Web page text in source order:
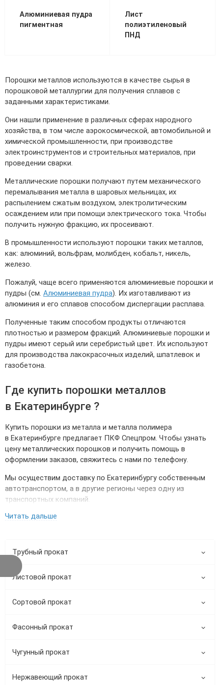
Трубный прокат
Листовой прокат
Сортовой прокат
Фасонный прокат
Чугунный прокат
Нержавеющий прокат
Алюминиевая пудра
пигментная
Лист
полиэтиленовый
ПНД
Порошки металлов используются в качестве сырья в
порошковой металлургии для получения сплавов с
заданными характеристиками.
Они нашли применение в различных сферах народного
хозяйства, в том числе аэрокосмической, автомобильной и
химической промышленности, при производстве
электроинструментов и строительных материалов, при
проведении сварки.
Металлические порошки получают путем механического
перемалывания металла в шаровых мельницах, их
распылением сжатым воздухом, электролитическим
осаждением или при помощи электрического тока. Чтобы
получить нужную фракцию, их просеивают.
В промышленности используют порошки таких металлов,
как: алюминий, вольфрам, молибден, кобальт, никель,
железо.
Пожалуй, чаще всего применяются алюминиевые порошки и
пудры (см. Алюминиевая пудра). Их изготавливают из
алюминия и его сплавов способом диспергации расплава.
Полученные таким способом продукты отличаются
плотностью и размером фракций. Алюминиевые порошки и
пудры имеют серый или серебристый цвет. Их используют
для производства лакокрасочных изделий, шпатлевок и
газобетона.
Где купить порошки металлов
в Екатеринбурге ?
Купить порошки из металла и металла полимера
в Екатеринбурге предлагает ПКФ Спецпром. Чтобы узнать
цену металлических порошков и получить помощь в
оформлении заказов, свяжитесь с нами по телефону.
Мы осуществим доставку по Екатеринбургу собственным
автотранспортом, а в другие регионы через одну из
транспортных компаний.
Читать дальше
70x70 мм
Труба газлифтная
Труба магистральная
Труба нефтепроводная
Труба обсадная
Трубы стальные лежалые Б/У
Труба восстановленная
3 мм
Рулон стальной оцинкованный
12 мм
20 мм
40 мм
30 мм
Балка 30
Полоса Алюминиевая
Проволока колючая Егоза
Проволока полиграфическая
Проволока телеграфная
Проволока гвоздильная
Порошки и полимеры